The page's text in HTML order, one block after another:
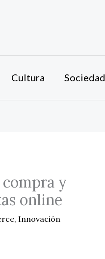
Cultura Sociedad
y
online
, Innovación